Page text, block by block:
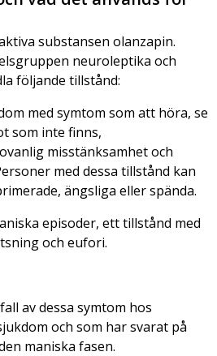
substansen olanzapin.
neuroleptika och
följande tillstånd:
med symtom som att höra, se
som inte finns,
misstänksamhet och
med dessa tillstånd kan
ängsliga eller spända.
episoder, ett tillstånd med
och eufori.
av dessa symtom hos
och som har svarat på
maniska fasen.